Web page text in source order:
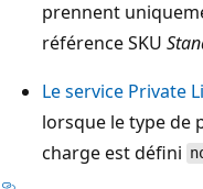
prennent
référence SKU
Le service Private
lorsque le type de
charge est défini